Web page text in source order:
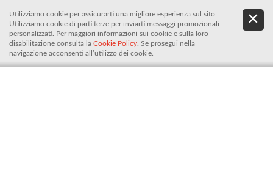
Utilizziamo cookie per assicurarti una migliore esperienza sul sito.
Utilizziamo cookie di parti terze per inviarti messaggi promozionali
personalizzati. Per maggiori informazioni sui cookie e sulla loro
disabilitazione consulta la Cookie Policy . Se prosegui nella
navigazione acconsenti all’utilizzo dei cookie.
De.It